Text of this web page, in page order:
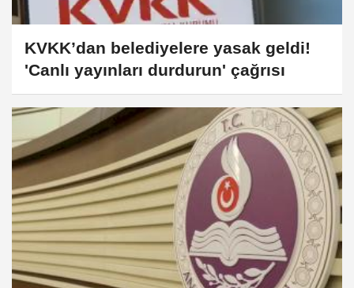
KVKK’dan belediyelere yasak geldi!
'Canlı yayınları durdurun' çağrısı